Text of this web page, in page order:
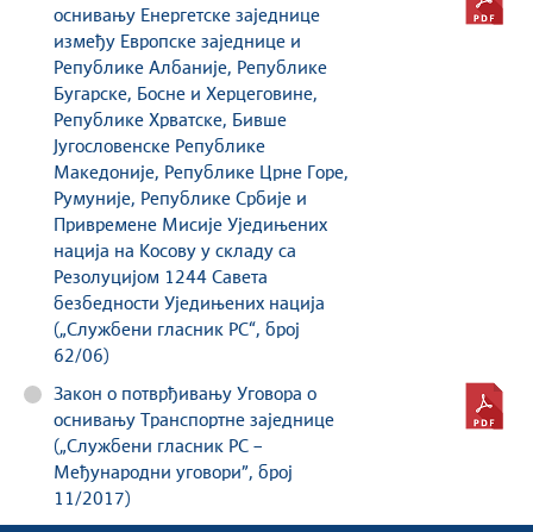
оснивању Енергетске заједнице
између Европске заједнице и
Републике Албаније, Републике
Бугарске, Босне и Херцеговине,
Републике Хрватске, Бивше
Југословенске Републике
Македоније, Републике Црне Горе,
Румуније, Републике Србије и
Привремене Мисије Уједињених
нација на Косову у складу са
Резолуцијом 1244 Савета
безбедности Уједињених нација
(„Службени гласник РС“, број
62/06)
Закон о потврђивању Уговора о
оснивању Tранспортне заједнице
(„Службени гласник РС –
Међународни уговори”, број
11/2017)